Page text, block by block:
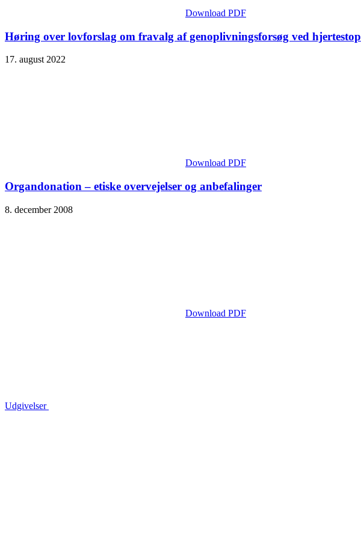
Download PDF
Høring over lovforslag om fravalg af genoplivningsforsøg ved hjertestop
17. august 2022
Download PDF
Organdonation – etiske overvejelser og anbefalinger
8. december 2008
Download PDF
Udgivelser